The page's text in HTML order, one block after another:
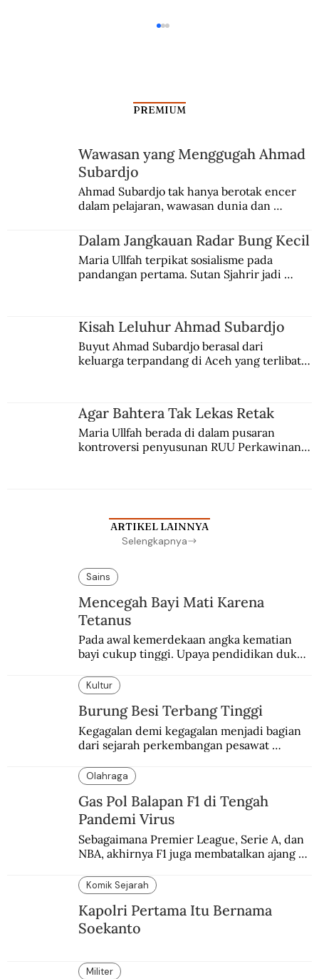
Pramoedya Minta Karyanya
Dikembalikan
PREMIUM
Wawasan yang Menggugah Ahmad
Subardjo
Ahmad Subardjo tak hanya berotak encer
dalam pelajaran, wawasan dunia dan
Jules Verne, Multatuli, hingga Sun Yat-sen.
Dalam Jangkauan Radar Bung Kecil
Maria Ullfah terpikat sosialisme pada
pandangan pertama. Sutan Sjahrir jadi
Kisah Leluhur Ahmad Subardjo
Buyut Ahmad Subardjo berasal dari
keluarga terpandang di Aceh yang terlibat
Agar Bahtera Tak Lekas Retak
Maria Ullfah berada di dalam pusaran
kontroversi penyusunan RUU Perkawinan.
ARTIKEL LAINNYA
Selengkapnya
Sains
Mencegah Bayi Mati Karena
Tetanus
Pada awal kemerdekaan angka kematian
bayi cukup tinggi. Upaya pendidikan dukun
Kultur
Burung Besi Terbang Tinggi
Kegagalan demi kegagalan menjadi bagian
dari sejarah perkembangan pesawat
Olahraga
Gas Pol Balapan F1 di Tengah
Pandemi Virus
Sebagaimana Premier League, Serie A, dan
NBA, akhirnya F1 juga membatalkan ajang
enam dekade lampau.
Komik Sejarah
Kapolri Pertama Itu Bernama
Soekanto
Militer